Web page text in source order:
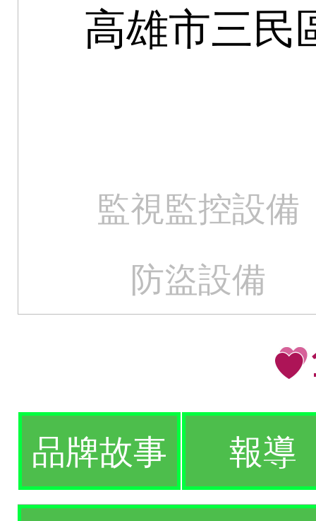
高雄市三民
監視監控設備
防盜設備
品牌故事 報導